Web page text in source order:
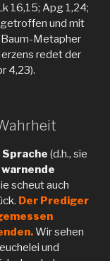
16,15; Apg 1,24;
und mit
Metapher
redet der
4,23).
(d.h., sie
warnende
scheut auch
Der Prediger
Wir sehen
und